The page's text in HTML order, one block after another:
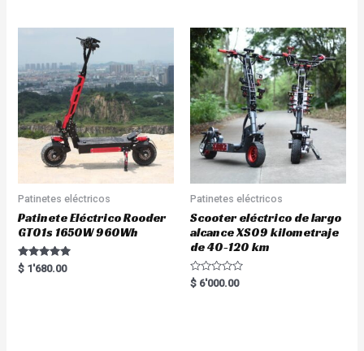
Patinetes eléctricos
Patinete Eléctrico Rooder
GT01s 1650W 960Wh
Rated
5.00
$ 1'680.00
Patinetes eléctricos
Scooter eléctrico de largo
alcance XS09 kilometraje
de 40-120 km
R
a
$ 6'000.00